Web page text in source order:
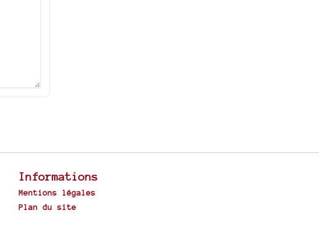
Informations
Mentions légales
Plan du site